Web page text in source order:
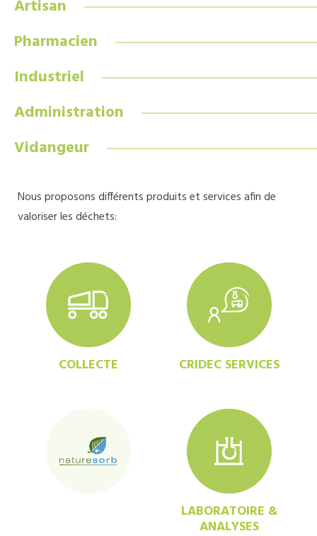
Artisan
Pharmacien
Industriel
Administration
Vidangeur
Nous proposons différents produits et services afin de
valoriser les déchets:
COLLECTE CRIDEC SERVICES
LABORATOIRE &
ANALYSES